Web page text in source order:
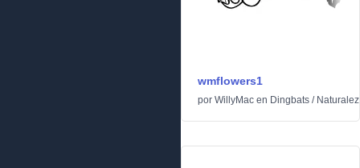
wmflowers1
por WillyMac en Dingbats /